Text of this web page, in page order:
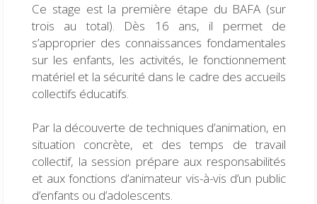
Ce stage est la première étape du BAFA (sur
trois au total). Dès 16 ans, il permet de
s’approprier des connaissances fondamentales
sur les enfants, les activités, le fonctionnement
matériel et la sécurité dans le cadre des accueils
collectifs éducatifs.
Par la découverte de techniques d’animation, en
situation concrète, et des temps de travail
collectif, la session prépare aux responsabilités
et aux fonctions d’animateur vis-à-vis d’un public
d’enfants ou d’adolescents.